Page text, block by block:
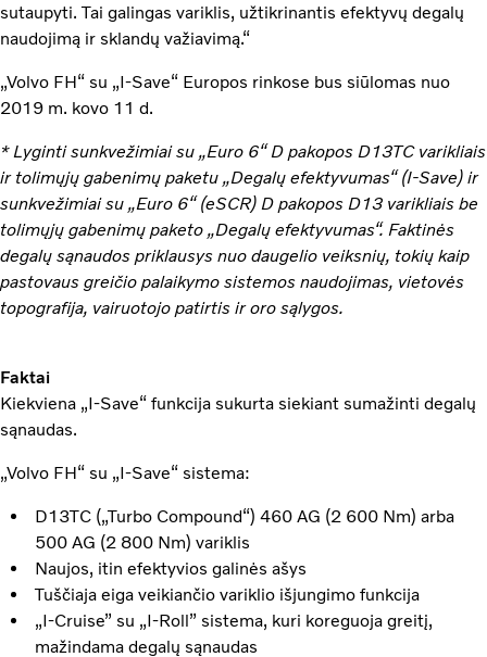
sutaupyti. Tai galingas variklis, užtikrinantis efektyvų degalų
naudojimą ir sklandų važiavimą.“
„Volvo FH“ su „I-Save“ Europos rinkose bus siūlomas nuo
2019 m. kovo 11 d.
* Lyginti sunkvežimiai su „Euro 6“ D pakopos D13TC varikliais
ir tolimųjų gabenimų paketu „Degalų efektyvumas“ (I-Save) ir
sunkvežimiai su „Euro 6“ (eSCR) D pakopos D13 varikliais be
tolimųjų gabenimų paketo „Degalų efektyvumas“. Faktinės
degalų sąnaudos priklausys nuo daugelio veiksnių, tokių kaip
pastovaus greičio palaikymo sistemos naudojimas, vietovės
topografija, vairuotojo patirtis ir oro sąlygos.
Faktai
Kiekviena „I-Save“ funkcija sukurta siekiant sumažinti degalų
sąnaudas.
„Volvo FH“ su „I-Save“ sistema:
D13TC („Turbo Compound“) 460 AG (2 600 Nm) arba
500 AG (2 800 Nm) variklis
Naujos, itin efektyvios galinės ašys
Tuščiaja eiga veikiančio variklio išjungimo funkcija
„I-Cruise” su „I-Roll” sistema, kuri koreguoja greitį,
mažindama degalų sąnaudas